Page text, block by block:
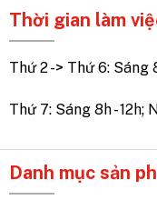
Thời gian làm
Thứ 2 -> Thứ 6: Sáng
Thứ 7: Sáng 8h - 12h;
Danh mục sản